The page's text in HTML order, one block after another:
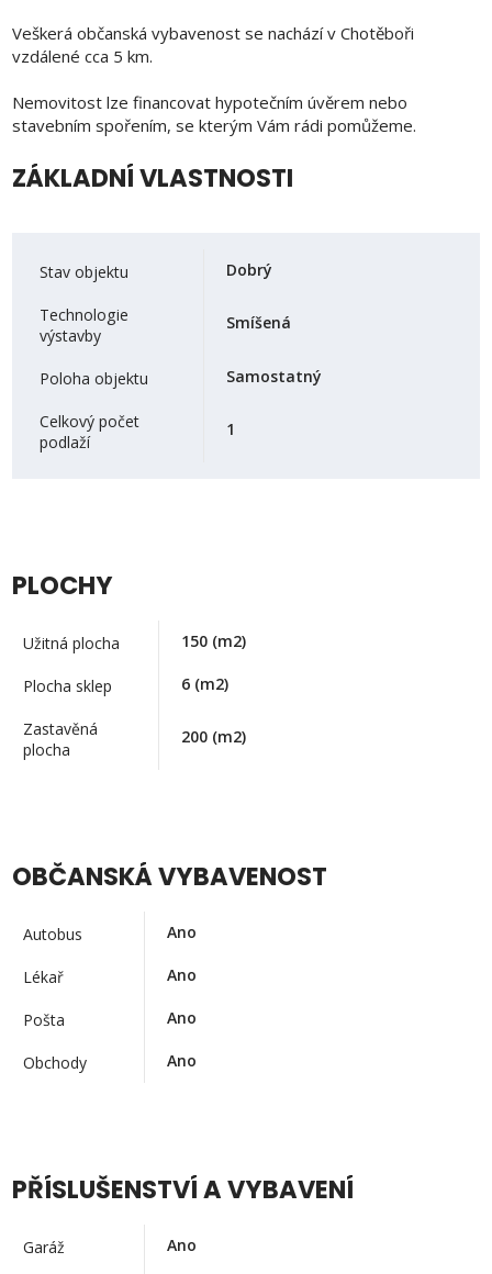
Veškerá občanská vybavenost se nachází v Chotěboři
vzdálené cca 5 km.
Nemovitost lze financovat hypotečním úvěrem nebo
stavebním spořením, se kterým Vám rádi pomůžeme.
ZÁKLADNÍ VLASTNOSTI
Stav objektu Dobrý
Technologie
výstavby
Smíšená
Poloha objektu Samostatný
Celkový počet
podlaží
1
PLOCHY
Užitná plocha 150 (m2)
Plocha sklep 6 (m2)
Zastavěná
plocha
200 (m2)
OBČANSKÁ VYBAVENOST
Autobus Ano
Lékař Ano
Pošta Ano
Obchody Ano
PŘÍSLUŠENSTVÍ A VYBAVENÍ
Garáž Ano